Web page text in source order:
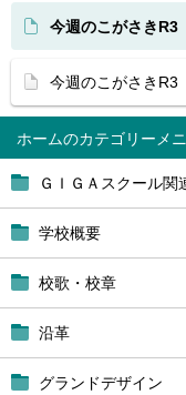
ホーム
ＧＩＧＡスクール関
学校概要
校歌・校章
沿革
グランドデザイン
今週のこがさき
今週のこがさき